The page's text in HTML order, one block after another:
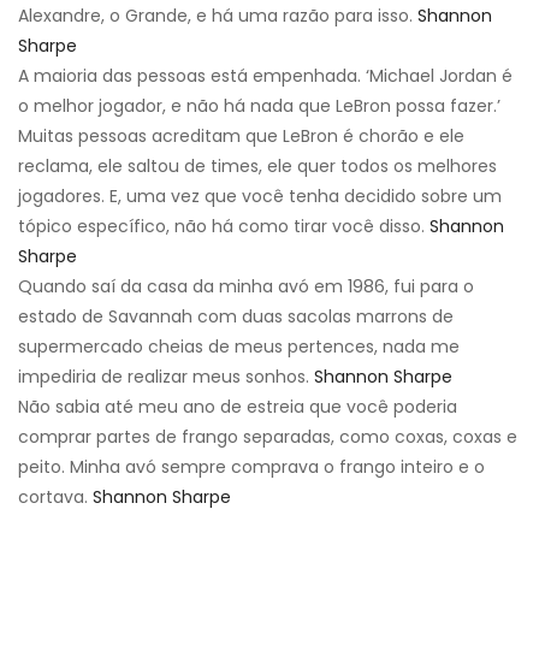
Alexandre, o Grande, e há uma razão para isso. Shannon
Sharpe
A maioria das pessoas está empenhada. ‘Michael Jordan é
o melhor jogador, e não há nada que LeBron possa fazer.’
Muitas pessoas acreditam que LeBron é chorão e ele
reclama, ele saltou de times, ele quer todos os melhores
jogadores. E, uma vez que você tenha decidido sobre um
tópico específico, não há como tirar você disso. Shannon
Sharpe
Quando saí da casa da minha avó em 1986, fui para o
estado de Savannah com duas sacolas marrons de
supermercado cheias de meus pertences, nada me
impediria de realizar meus sonhos. Shannon Sharpe
Não sabia até meu ano de estreia que você poderia
comprar partes de frango separadas, como coxas, coxas e
peito. Minha avó sempre comprava o frango inteiro e o
cortava. Shannon Sharpe